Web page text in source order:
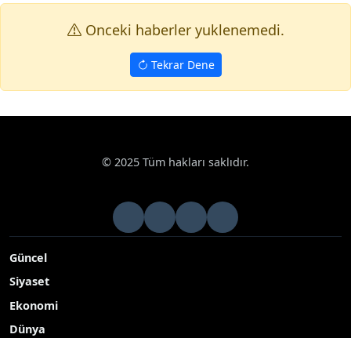
Onceki haberler yuklenemedi.
Tekrar Dene
Çevre Adıyaman’da dolu yağışı tahıl tarlalarını
Adıyaman’da dolu yağışından dolayı özellikle tahıl tarlaları
başta olmak üzere tütün fideleri zarar gördü